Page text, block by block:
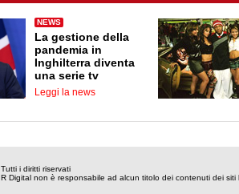
NEWS
La gestione della
pandemia in
Inghilterra diventa
una serie tv
Leggi la news
Tutti i diritti riservati
R Digital non è responsabile ad alcun titolo dei contenuti dei siti